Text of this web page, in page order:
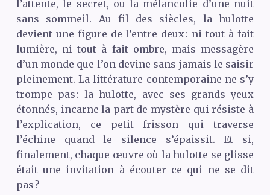
l’attente, le secret, ou la mélancolie d’une nuit
sans sommeil. Au fil des siècles, la hulotte
devient une figure de l’entre-deux : ni tout à fait
lumière, ni tout à fait ombre, mais messagère
d’un monde que l’on devine sans jamais le saisir
pleinement. La littérature contemporaine ne s’y
trompe pas : la hulotte, avec ses grands yeux
étonnés, incarne la part de mystère qui résiste à
l’explication, ce petit frisson qui traverse
l’échine quand le silence s’épaissit. Et si,
finalement, chaque œuvre où la hulotte se glisse
était une invitation à écouter ce qui ne se dit
pas ?